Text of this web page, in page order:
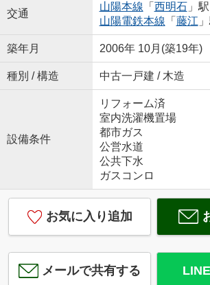
交通
山陽本線 「 西明石」
山陽電鉄本線 「 藤江
築年月 2006年 10月(築19年)
種別 / 構造 中古一戸建 / 木造
設備条件
リフォーム済
室内洗濯機置場
都市ガス
公営水道
公共下水
ガスコンロ
お気に入り追加
メールで共有する